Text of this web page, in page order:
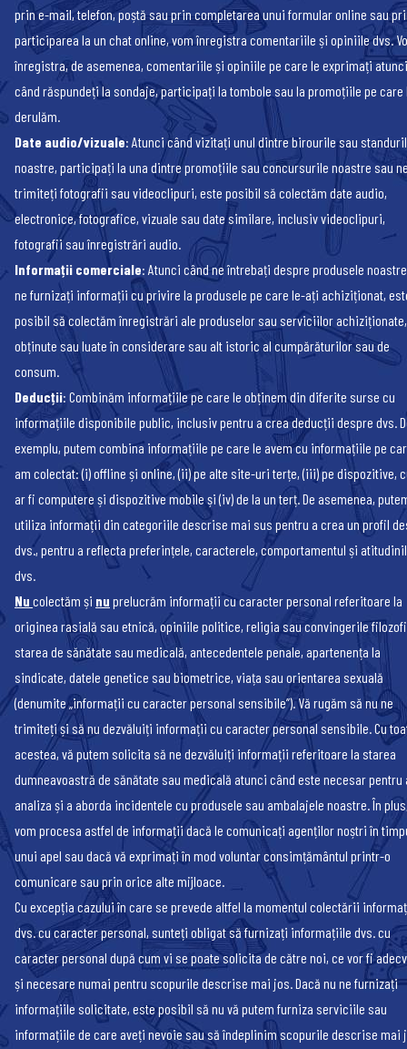
prin e-mail, telefon, poștă sau prin completarea unui formular online sau
participarea la un chat online, vom înregistra comentariile și opiniile dvs.
înregistra, de asemenea, comentariile și opiniile pe care le exprimați atunci
când răspundeți la sondaje, participați la tombole sau la promoțiile pe care
derulăm.
Date audio/vizuale: Atunci când vizitați unul dintre birourile sau
noastre, participați la una dintre promoțiile sau concursurile noastre sau
trimiteți fotografii sau videoclipuri, este posibil să colectăm date audio,
electronice, fotografice, vizuale sau date similare, inclusiv videoclipuri,
fotografii sau înregistrări audio.
Informații comerciale: Atunci când ne întrebați despre produsele
ne furnizați informații cu privire la produsele pe care le-ați achiziționat,
posibil să colectăm înregistrări ale produselor sau serviciilor achiziționate,
obținute sau luate în considerare sau alt istoric al cumpărăturilor sau de
consum.
Deducții: Combinăm informațiile pe care le obținem din diferite surse cu
informațiile disponibile public, inclusiv pentru a crea deducții despre dvs.
exemplu, putem combina informațiile pe care le avem cu informațiile pe
am colectat: (i) offline și online, (ii) pe alte site-uri terțe, (iii) pe dispozitive,
ar fi computere și dispozitive mobile și (iv) de la un terț. De asemenea,
utiliza informații din categoriile descrise mai sus pentru a crea un profil
dvs., pentru a reflecta preferințele, caracterele, comportamentul și
dvs.
Nu colectăm și nu prelucrăm informații cu caracter personal referitoare la
originea rasială sau etnică, opiniile politice, religia sau convingerile
starea de sănătate sau medicală, antecedentele penale, apartenența la
sindicate, datele genetice sau biometrice, viața sau orientarea sexuală
(denumite „informații cu caracter personal sensibile”). Vă rugăm să nu ne
trimiteți și să nu dezvăluiți informații cu caracter personal sensibile. Cu
acestea, vă putem solicita să ne dezvăluiți informații referitoare la starea
dumneavoastră de sănătate sau medicală atunci când este necesar pentru
analiza și a aborda incidentele cu produsele sau ambalajele noastre. În
vom procesa astfel de informații dacă le comunicați agenților noștri în
unui apel sau dacă vă exprimați în mod voluntar consimțământul printr-o
comunicare sau prin orice alte mijloace.
Cu excepția cazului în care se prevede altfel la momentul colectării
dvs. cu caracter personal, sunteți obligat să furnizați informațiile dvs. cu
caracter personal după cum vi se poate solicita de către noi, ce vor fi
și necesare numai pentru scopurile descrise mai jos. Dacă nu ne furnizați
informațiile solicitate, este posibil să nu vă putem furniza serviciile sau
informațiile de care aveți nevoie sau să îndeplinim scopurile descrise mai